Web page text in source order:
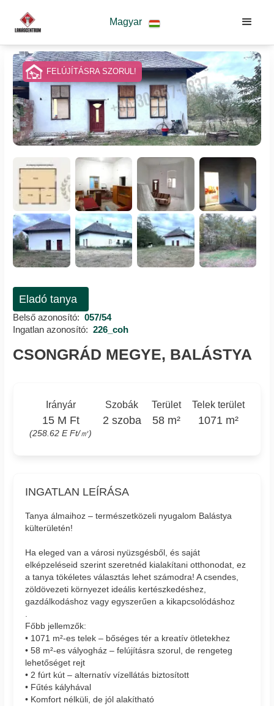
Magyar
FELÚJÍTÁSRA SZORUL!
Eladó tanya
Belső azonosító: 057/54
Ingatlan azonosító: 226_coh
CSONGRÁD MEGYE, BALÁSTYA
Irányár
15 M Ft
(258.62 E Ft/㎡)
Szobák
2 szoba
Terület
58 m²
Telek terület
1071 m²
INGATLAN LEÍRÁSA
Tanya álmaihoz – természetközeli nyugalom Balástya
külterületén!
Ha eleged van a városi nyüzsgésből, és saját
elképzeléseid szerint szeretnéd kialakítani otthonodat, ez
a tanya tökéletes választás lehet számodra! A csendes,
zöldövezeti környezet ideális kertészkedéshez,
gazdálkodáshoz vagy egyszerűen a kikapcsolódáshoz
.
Főbb jellemzők:
• 1071 m²-es telek – bőséges tér a kreatív ötletekhez
• 58 m²-es vályogház – felújításra szorul, de rengeteg
lehetőséget rejt
• 2 fúrt kút – alternatív vízellátás biztosított
• Fűtés kályhával
• Komfort nélküli, de jól alakítható